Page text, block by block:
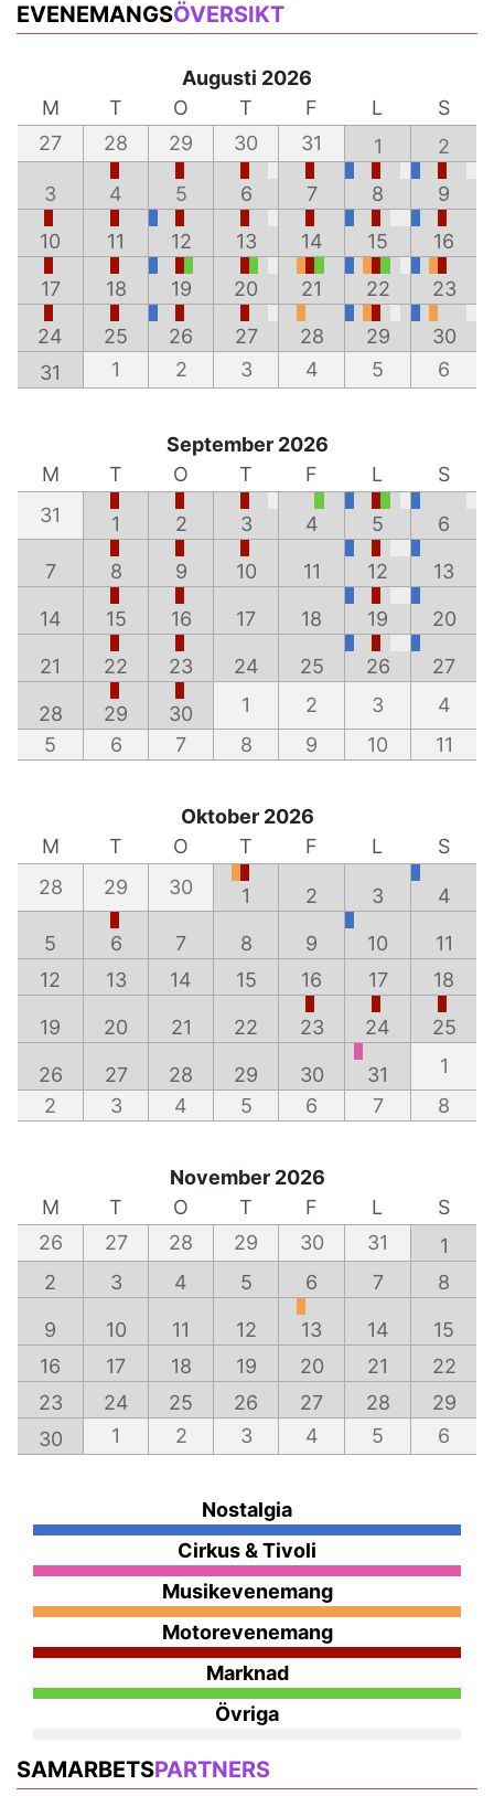
EVENEMANGSÖVERSIKT
Augusti 2026
M
T O T F L
S
27
28 29 30 31 1 2
3 4 5 6 7 8 9
10 11 12 13 14 15 16
17 18 19 20 21 22 23
24 25 26 27 28 29
30
31
1 2 3 4 5 6
September 2026
M
T O T F L
S
31
1 2 3 4 5 6
7 8 9 10 11 12 13
14 15 16 17 18 19 20
21 22 23 24 25 26 27
28 29 30 1 2 3
4
5
6 7 8 9 10 11
Oktober 2026
M
T O T F L
S
28
29 30 1 2 3 4
5 6 7 8 9 10
11
12
13 14 15 16 17 18
19 20 21 22 23 24 25
26 27 28 29 30 31
1
2
3 4 5 6 7 8
November 2026
M
T O T F L
S
26
27 28 29 30 31
1
2
3 4 5 6 7 8
9 10 11 12 13 14
15
16
17 18 19 20 21
22
23
24 25 26 27 28
29
30
1 2 3 4 5 6
Nostalgia
Cirkus & Tivoli
Musikevenemang
Motorevenemang
Marknad
Övriga
SAMARBETSPARTNERS